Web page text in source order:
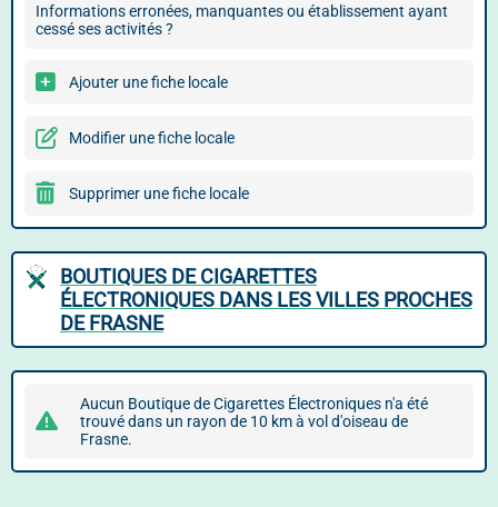
Informations erronées, manquantes ou établissement ayant
cessé ses activités ?
Ajouter une fiche locale
Modifier une fiche locale
Supprimer une fiche locale
BOUTIQUES DE CIGARETTES
ÉLECTRONIQUES DANS LES VILLES PROCHES
DE FRASNE
Aucun Boutique de Cigarettes Électroniques n'a été
trouvé dans un rayon de 10 km à vol d'oiseau de
Frasne.